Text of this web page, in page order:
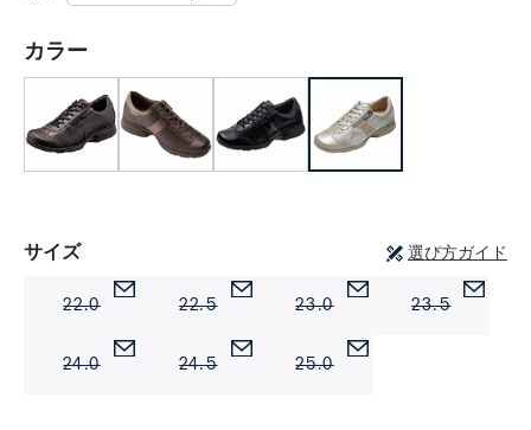
カラー
サイズ 選び方ガイド
22.0 22.5 23.0 23.5
24.0 24.5 25.0